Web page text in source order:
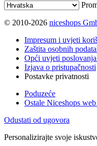
© 2010-2026 niceshops
Impresum i uvjeti
Zaštita osobnih
Opći uvjeti
Izjava o pristupačnosti
Postavke privatnosti
Poduzeće
Ostale Niceshops
Odustati od ugovora
Personalizirajte svoje